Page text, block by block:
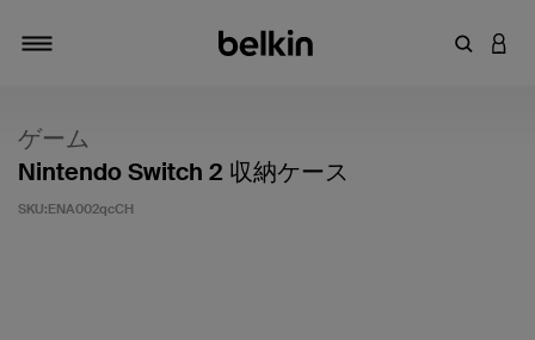
キーワアカ
ゲーム
Nintendo Switch 2 収納ケース
SKU:ENA002qcCH